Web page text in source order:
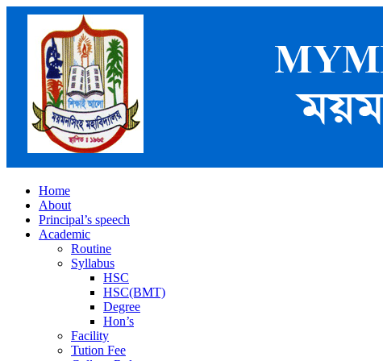
Home
About
Principal’s speech
Academic
Routine
Syllabus
HSC
HSC(BMT)
Degree
Hon’s
Facility
Tution Fee